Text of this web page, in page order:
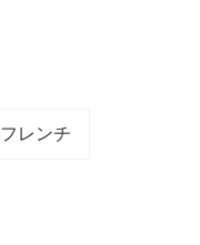
フレンチ